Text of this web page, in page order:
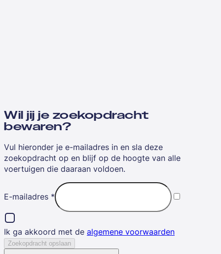
Wil jij je zoekopdracht
bewaren?
Vul hieronder je e-mailadres in en sla deze
zoekopdracht op en blijf op de hoogte van alle
voertuigen die daaraan voldoen.
E-mailadres *
Ik ga akkoord met de algemene voorwaarden
Zoekopdracht opslaan